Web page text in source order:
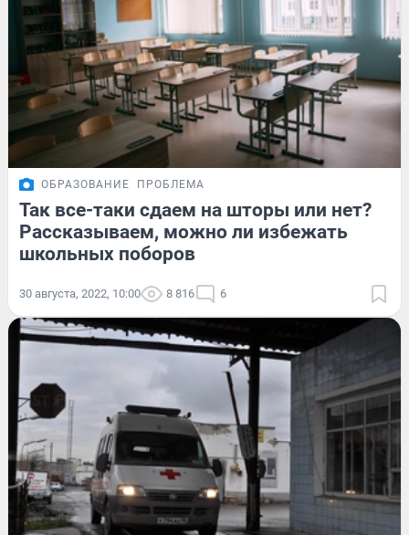
ОБРАЗОВАНИЕ ПРОБЛЕМА
Так все-таки сдаем на шторы или нет?
Рассказываем, можно ли избежать
школьных поборов
30 августа, 2022, 10:00 8 816 6